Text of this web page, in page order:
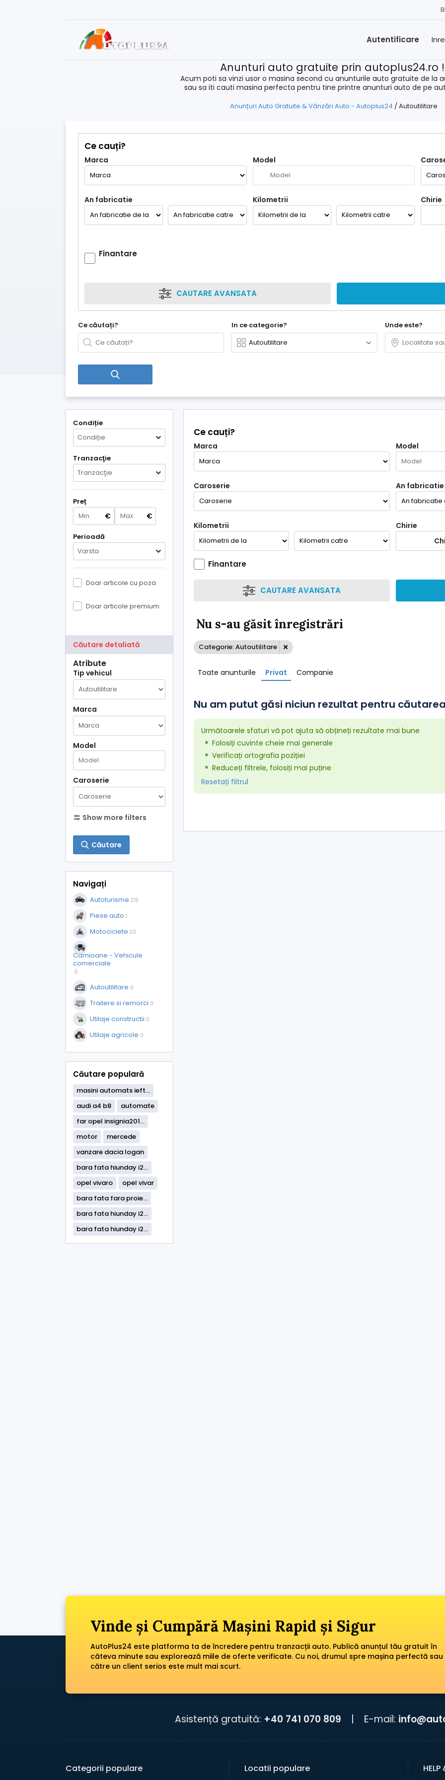
Autentificare
Anunturi auto gratuite prin autoplus24.ro !
Acum poti sa vinzi usor o masina second cu anunturile auto gratuite de la
sau sa iti cauti masina perfecta pentru tine printre anunturi auto de pe
Anunțuri Auto Gratuite & Vânzări Auto - Autoplus24 /Autoutilitare
Ce cauți?
Marca Model
An fabricatie Kilometrii
Chirie
Finantare
CAUTARE AVANSATA
Ce căutați? In ce categorie? Unde este?
Condiție
Condiție
Tranzacţie
Tranzacţie
Preț
€ €
Perioadă
Varsta
Doar articole cu poza
Doar articole premium
Căutare detaliată
Atribute
Tip vehicul
Marca
Model
Caroserie
Show more filters
Căutare
Navigați
Autoturisme 215
Piese auto 1
Motociclete 20
Camioane - Vehicule
comerciale
5
Autoutilitare 0
Trailere si remorci 0
Utilaje constructii 0
Utilaje agricole 0
Căutare populară
masini automats ieft...
audi a4 b8
automate
far opel insignia201...
motor
mercede
vanzare dacia logan
bara fata hiunday i2...
opel vivaro
opel vivar
bara fata fara proie...
bara fata hiunday i2...
bara fata hiunday i2...
Ce cauți?
Marca Model
Caroserie An fabricatie
Kilometrii
Chirie
Finantare
CAUTARE AVANSATA
Nu s-au găsit înregistrări
Categorie: Autoutilitare
Toate anunturile Privat Companie
Nu am putut găsi niciun rezultat pentru
Următoarele sfaturi vă pot ajuta să obțineți rezultate mai bune
Folosiți cuvinte cheie mai generale
Verificați ortografia poziției
Reduceți filtrele, folosiți mai puține
Resetați filtrul
Vinde și Cumpără Mașini Rapid și Sigur
AutoPlus24 este platforma ta de încredere pentru tranzacții auto. Publică anunțul tău gratuit în
câteva minute sau explorează miile de oferte verificate. Cu noi, drumul spre mașina perfectă sau
către un client serios este mult mai scurt.
Asistență gratuită: +40 741 070 809 E-mail:
Categorii populare Locatii populare HELP